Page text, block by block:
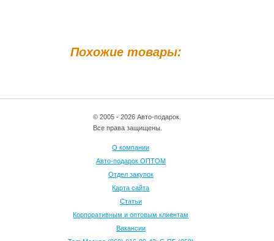
Похожие товары:
© 2005 - 2026 Авто-подарок.
Все права защищены.
О компании
Авто-подарок ОПТОМ
Отдел закупок
Карта сайта
Статьи
Корпоративным и оптовым клиентам
Вакансии